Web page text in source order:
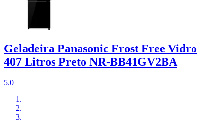
Geladeira Panasonic Frost Free Vidro
407 Litros Preto NR-BB41GV2BA
5.0